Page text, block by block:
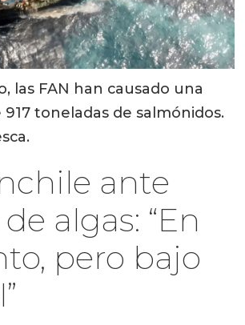
las FAN han causado una
toneladas de salmónidos.
ante
algas: “En
pero bajo